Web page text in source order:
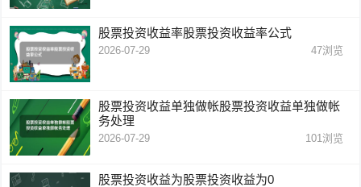
股票投资收益率股票投资收益率公式
2026-07-29 47浏览
股票投资收益单独做帐股票投资收益单独做帐
务处理
2026-07-29 101浏览
股票投资收益为股票投资收益为0